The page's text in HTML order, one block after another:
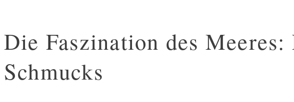
Die Faszination des
Schmucks